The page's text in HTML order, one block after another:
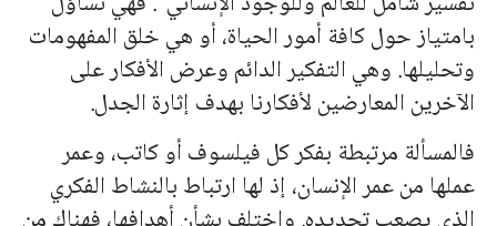
بامتياز حول كافة أمور الحياة، أو هي خلق المفهومات
وتحليلها. وهي التفكير الدائم وعرض الأفكار على
الآخرين المعارضين لأفكارنابهدف إثارة الجدل.
فالمسألة مرتبطة بفكر كل فيلسوف أو كاتب، وعمر
عملها من عمر الإنسان، إذ لها ارتباط بالنشاط الفكري